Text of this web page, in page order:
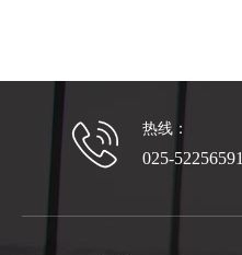
热线：
025-52256591